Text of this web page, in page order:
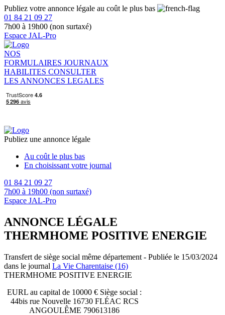
Publiez votre annonce légale au coût le plus bas
01 84 21 09 27
7h00 à 19h00 (non surtaxé)
Espace JAL-Pro
NOS
FORMULAIRES JOURNAUX
HABILITES CONSULTER
LES ANNONCES LEGALES
Publiez une annonce légale
Au coût le plus bas
En choisissant votre journal
01 84 21 09 27
7h00 à 19h00 (non surtaxé)
Espace JAL-Pro
ANNONCE LÉGALE
THERMHOME POSITIVE ENERGIE
Transfert de siège social même département - Publiée le 15/03/2024
dans le journal La Vie Charentaise (16)
THERMHOME POSITIVE ENERGIE
EURL au capital de 10000 € Siège social :
44bis rue Nouvelle 16730 FLÉAC RCS
ANGOULÊME 790613186